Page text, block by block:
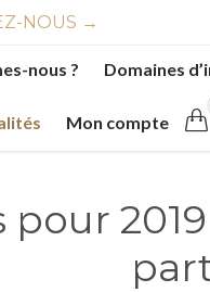
NOUS →
nous ? Domaines
Mon compte 
pour